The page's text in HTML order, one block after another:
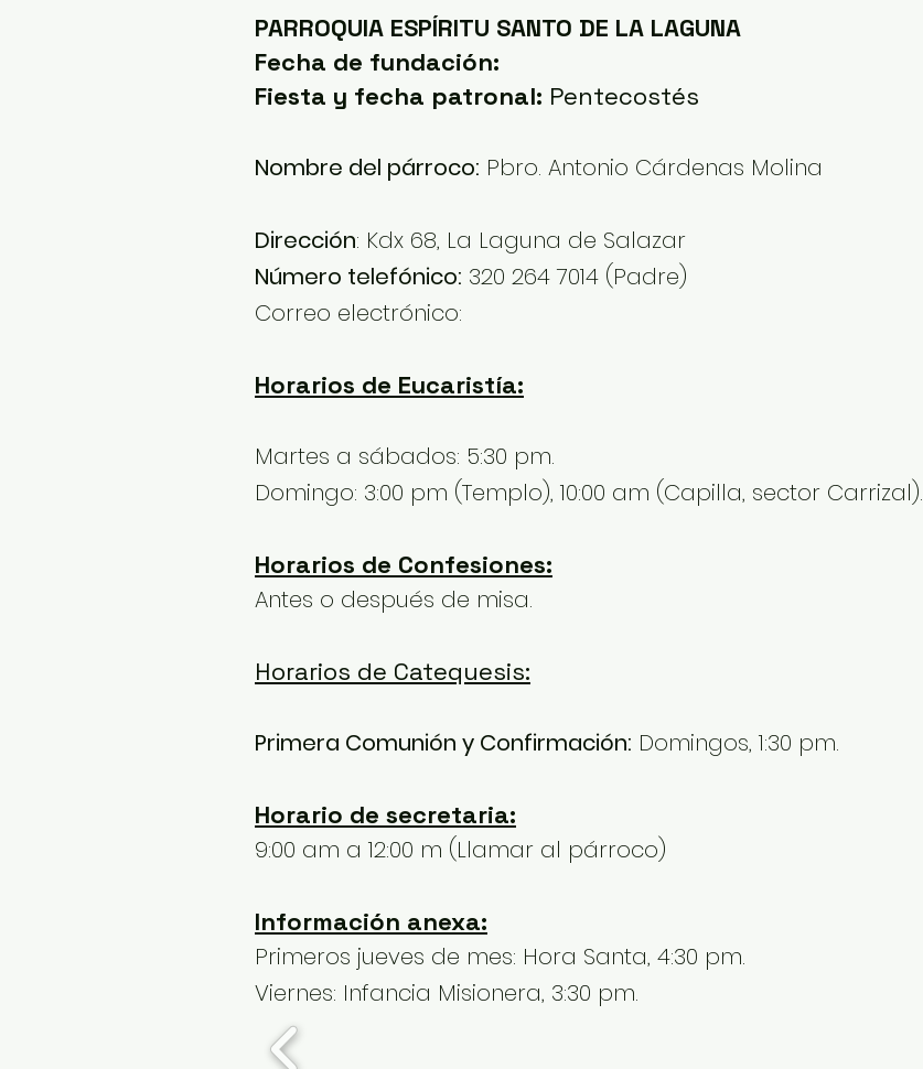
PARROQUIA ESPÍRITU SANTO DE LA LAGUNA
Fecha de fundación:
Fiesta y fecha patronal: Pentecostés
Nombre del párroco: Pbro. Antonio Cárdenas Molina
Dirección: Kdx 68, La Laguna de Salazar
Número telefónico: 320 264 7014 (Padre)
Correo electrónico:
Horarios de Eucaristía:
Martes a sábados: 5:30 pm.
Domingo: 3:00 pm (Templo), 10:00 am (Capilla, sector Carrizal).
Horarios de Confesiones:
Antes o después de misa.
Horarios de Catequesis:
Primera Comunión y Confirmación: Domingos, 1:30 pm.
Horario de secretaria:
9:00 am a 12:00 m (Llamar al párroco)
Información anexa:
Primeros jueves de mes: Hora Santa, 4:30 pm.
Viernes: Infancia Misionera, 3:30 pm.